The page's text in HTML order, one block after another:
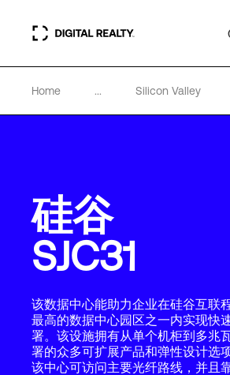
数据中心
合作伙伴
专业知识和资源
关于
Language
Home ... Silicon Valley
硅谷
SJC31
该数据中心能助力企业在硅谷互联
最高的数据中心园区之一内实现快
署。该设施拥有从单个机柜到多兆
署的众多可扩展产品和弹性设计选项
该中心可访问主要光纤路线，并且